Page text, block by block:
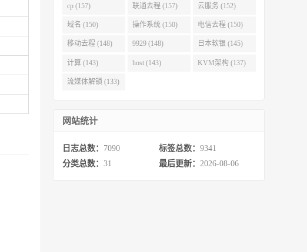
cp (157) 联通去程 (157) 云服务 (152)
域名 (150) 操作系统 (150) 电信去程 (150)
移动去程 (148) 9929 (148) 日本软银 (145)
计算 (143) host (143) KVM架构 (137)
流媒体解锁 (133)
网站统计
日志总数： 7090 标签总数： 9341
分类总数： 31 最后更新： 2026-08-06